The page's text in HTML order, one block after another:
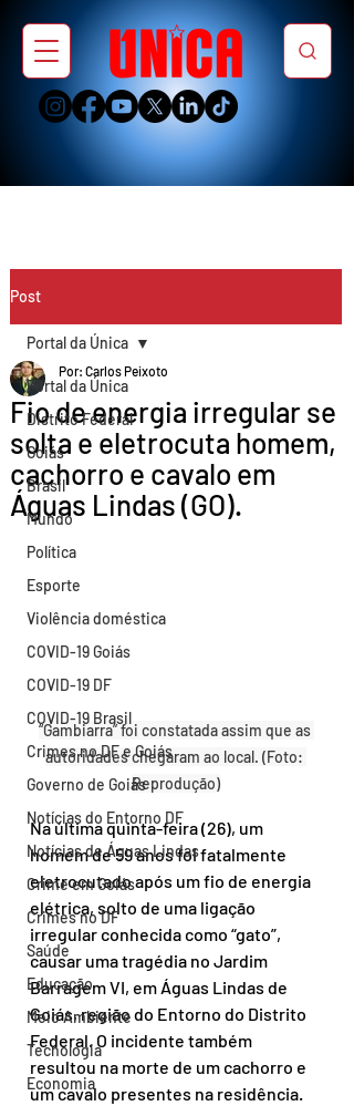
Post
Portal da Única
Distrito Federal
Goiás
Brasil
Mundo
Política
Esporte
Violência doméstica
COVID-19 Goiás
COVID-19 DF
COVID-19 Brasil
Crimes no DF e Goiás
Governo de Goiás
Notícias do Entorno DF
Notícias de Águas Lindas
Crime em Goiás
Crimes no DF
Saúde
Educação
Meio Ambiente
Tecnologia
Economia
Portal da Única
Fio de energia irregular se
solta e eletrocuta homem,
cachorro e cavalo em
Águas Lindas (GO).
Por: Carlos Peixoto
“Gambiarra” foi constatada assim que as
autoridades chegaram ao local. (Foto:
Reprodução)
Na última quinta-feira (26), um
homem de 59 anos foi fatalmente
eletrocutado após um fio de energia
elétrica, solto de uma ligação
irregular conhecida como “gato”,
causar uma tragédia no Jardim
Barragem VI, em Águas Lindas de
Goiás, região do Entorno do Distrito
Federal. O incidente também
resultou na morte de um cachorro e
um cavalo presentes na residência.